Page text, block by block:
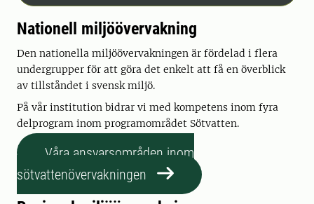
Nationell miljöövervakning
Den nationella miljöövervakningen är fördelad i flera
undergrupper för att göra det enkelt att få en överblick
av tillståndet i svensk miljö.
På vår institution bidrar vi med kompetens inom fyra
delprogram inom programområdet Sötvatten.
Våra ansvarsområden inom
sötvattenövervakningen